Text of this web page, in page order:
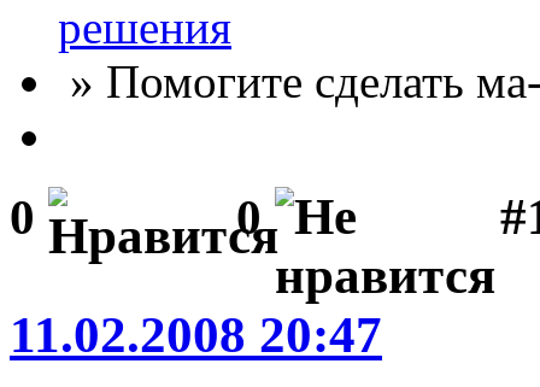
решения
» Помогите сделать
0 0
11.02.2008 20:47